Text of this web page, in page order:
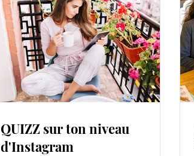
QUIZZ sur ton niveau
d'Instagram